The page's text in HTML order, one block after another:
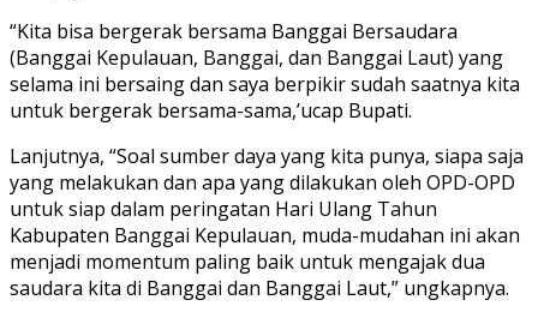
“Kita bisa bergerak bersama Banggai Bersaudara
(Banggai Kepulauan, Banggai, dan Banggai Laut) yang
selama ini bersaing dan saya berpikir sudah saatnya kita
untuk bergerak bersama-sama,’ucap Bupati.
Lanjutnya, “Soal sumber daya yang kita punya, siapa saja
yang melakukan dan apa yang dilakukan oleh OPD-OPD
untuk siap dalam peringatan Hari Ulang Tahun
Kabupaten Banggai Kepulauan, muda-mudahan ini akan
menjadi momentum paling baik untuk mengajak dua
saudara kita di Banggai dan Banggai Laut,” ungkapnya.